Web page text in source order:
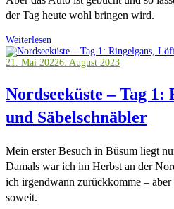
der Tag heute wohl bringen wird.
Weiterlesen
21. Mai 20226. August 2023
Nordseeküste – Tag
und Säbelschnäbler
Mein erster Besuch in Büsum liegt
Damals war ich im Herbst an der
ich irgendwann zurückkomme –
soweit.